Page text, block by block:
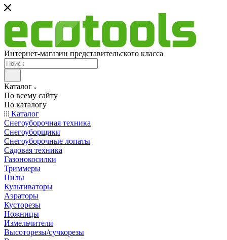
Интернет-магазин представительского класса
Каталог
По всему сайту
По каталогу
Каталог
Снегоуборочная техника
Снегоуборщики
Снегоуборочные лопаты
Садовая техника
Газонокосилки
Триммеры
Пилы
Культиваторы
Аэраторы
Кусторезы
Ножницы
Измельчители
Высоторезы/сучкорезы